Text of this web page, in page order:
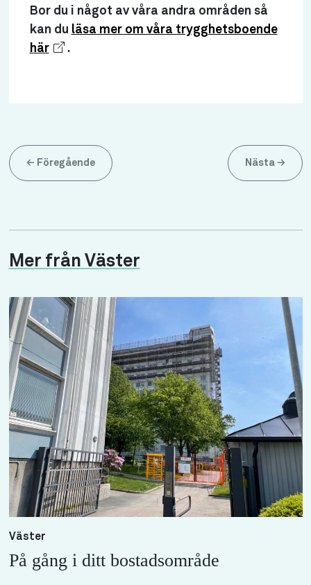
Bor du i något av våra andra områden så
kan du läsa mer om våra trygghetsboende
här
.
← Föregående Nästa →
Mer från Väster
Väster
På gång i ditt bostadsområde